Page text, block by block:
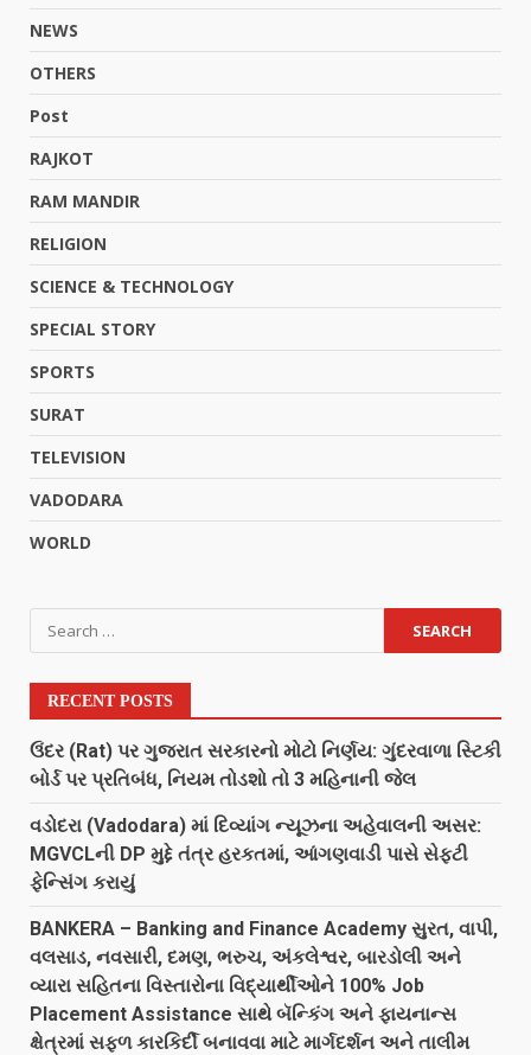
NEWS
OTHERS
Post
RAJKOT
RAM MANDIR
RELIGION
SCIENCE & TECHNOLOGY
SPECIAL STORY
SPORTS
SURAT
TELEVISION
VADODARA
WORLD
RECENT POSTS
ઉંદર (Rat) પર ગુજરાત સરકારનો મોટો નિર્ણય: ગુંદરવાળા સ્ટિકી
બોર્ડ પર પ્રતિબંધ, નિયમ તોડશો તો 3 મહિનાની જેલ
વડોદરા (Vadodara) માં દિવ્યાંગ ન્યૂઝના અહેવાલની અસર:
MGVCLની DP મુદ્દે તંત્ર હરકતમાં, આંગણવાડી પાસે સેફ્ટી
ફેન્સિંગ કરાયું
BANKERA – Banking and Finance Academy સુરત, વાપી,
વલસાડ, નવસારી, દમણ, ભરુચ, અંકલેશ્વર, બારડોલી અને
વ્યારા સહિતના વિસ્તારોના વિદ્યાર્થીઓને 100% Job
Placement Assistance સાથે બૅન્કિંગ અને ફાયનાન્સ
ક્ષેત્રમાં સફળ કારકિર્દી બનાવવા માટે માર્ગદર્શન અને તાલીમ